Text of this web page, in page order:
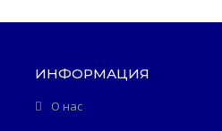
ИНФОРМАЦИЯ
О нас